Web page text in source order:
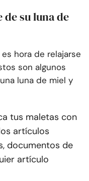
de su luna de
hora de relajarse
son algunos
luna de miel y
tus maletas con
artículos
documentos de
artículo